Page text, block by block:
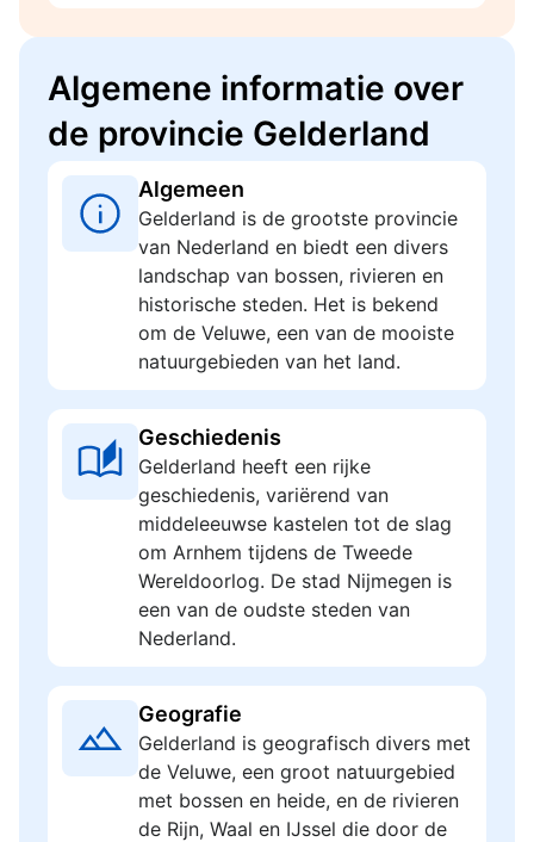
Algemene informatie over
de provincie Gelderland
Algemeen
Gelderland is de grootste provincie
van Nederland en biedt een divers
landschap van bossen, rivieren en
historische steden. Het is bekend
om de Veluwe, een van de mooiste
natuurgebieden van het land.
Geschiedenis
Gelderland heeft een rijke
geschiedenis, variërend van
middeleeuwse kastelen tot de slag
om Arnhem tijdens de Tweede
Wereldoorlog. De stad Nijmegen is
een van de oudste steden van
Nederland.
Geografie
Gelderland is geografisch divers met
de Veluwe, een groot natuurgebied
met bossen en heide, en de rivieren
de Rijn, Waal en IJssel die door de